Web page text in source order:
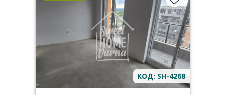
КОД: SH-4268